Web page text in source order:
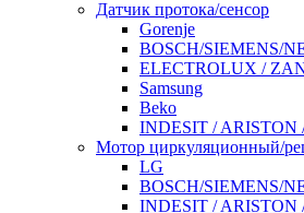
Датчик протока/сенсор
Gorenje
BOSCH/SIEMENS/
ELECTROLUX /
Samsung
Beko
INDESIT / ARISTON
Мотор циркуляционный/
LG
BOSCH/SIEMENS/
INDESIT / ARISTON